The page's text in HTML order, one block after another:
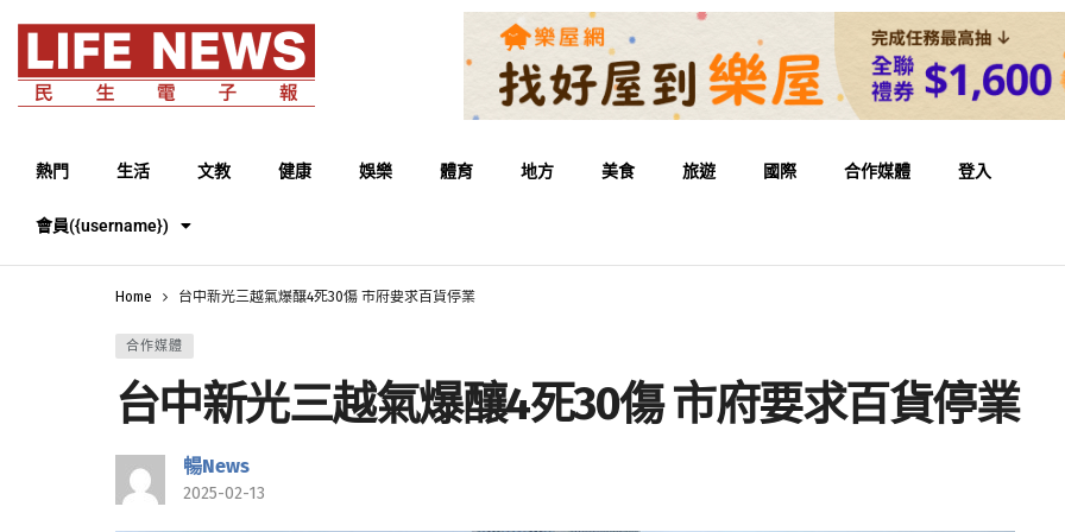
熱門 生活 文教 健康 娛樂 體育 地方 美食 旅遊 國際 合作媒體 登入
會員({username})
Home 台中新光三越氣爆釀4死30傷 市府要求百貨停業
合作媒體
台中新光三越氣爆釀4死30傷 市府要求百貨停業
暢News
2025-02-13